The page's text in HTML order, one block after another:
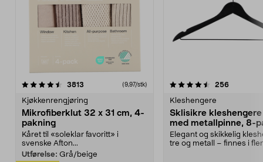
3813 anmeldelser(9,97/stk)
Kjøkkenrengjøring
Mikrofiberklut 32 x 31 cm, 4-
pakning
Kåret til «soleklar favoritt» i
svenske Afton...
Utførelse: Grå/beige
4.5av 5 stjerner 256
Kleshengere
Sklisikre
med metallpinne, 8-
Elegant og skikkelig
tre og metall – finnes i
4.5av 5 stjerner